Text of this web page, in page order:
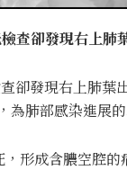
查卻發現右上肺
卻發現右上肺葉
為肺部感染進展
形成含膿空腔